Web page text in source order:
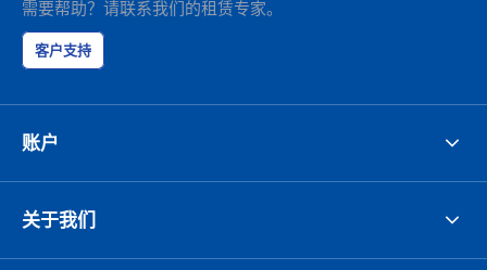
需要帮助？请联系我们的租赁专家。
客户支持
账户
关于我们